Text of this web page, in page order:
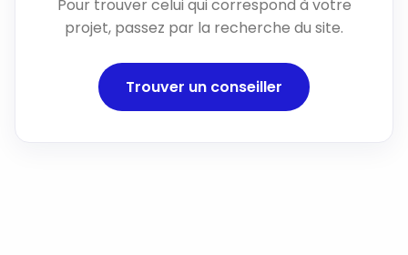
Pour trouver celui qui correspond à votre
projet, passez par la recherche du site.
Trouver un conseiller